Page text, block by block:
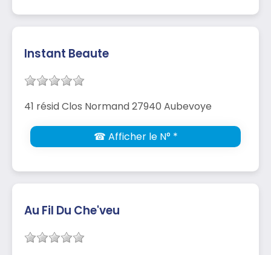
Instant Beaute
41 résid Clos Normand 27940 Aubevoye
☎ Afficher le N° *
Au Fil Du Che'veu